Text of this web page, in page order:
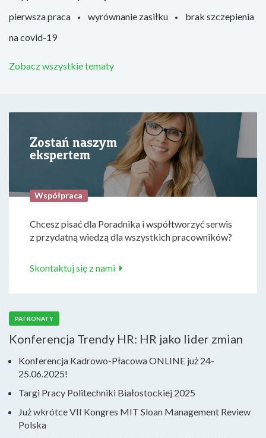
pierwsza praca
wyrównanie zasiłku
brak szczepienia
na covid-19
Zobacz wszystkie tematy
Zostań naszym
ekspertem
Współpraca
Chcesz pisać dla Poradnika i współtworzyć serwis
z przydatną wiedzą dla wszystkich pracowników?
Skontaktuj się z nami
PATRONATY
Konferencja Trendy HR: HR jako lider zmian
Konferencja Kadrowo-Płacowa ONLINE już 24-
25.06.2025!
Targi Pracy Politechniki Białostockiej 2025
Już wkrótce VII Kongres MIT Sloan Management Review
Polska